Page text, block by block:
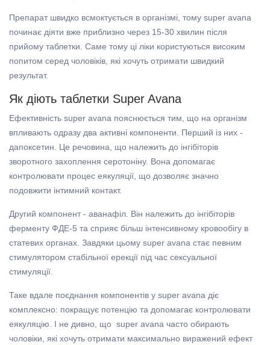
Препарат швидко всмоктується в організмі, тому super avana
починає діяти вже приблизно через 15-30 хвилин після
прийому таблетки. Саме тому ці ліки користуються високим
попитом серед чоловіків, які хочуть отримати швидкий
результат.
Як діють таблетки Super Avana
Ефективність super avana пояснюється тим, що на організм
впливають одразу два активні компоненти. Перший із них -
дапоксетин. Це речовина, що належить до інгібіторів
зворотного захоплення серотоніну. Вона допомагає
контролювати процес еякуляції, що дозволяє значно
подовжити інтимний контакт.
Другий компонент - аванафіл. Він належить до інгібіторів
ферменту ФДЕ-5 та сприяє більш інтенсивному кровообігу в
статевих органах. Завдяки цьому super avana стає певним
стимулятором стабільної ерекції під час сексуальної
стимуляції.
Таке вдале поєднання компонентів у super avana діє
комплексно: покращує потенцію та допомагає контролювати
еякуляцію. І не дивно, що super avana часто обирають
чоловіки, які хочуть отримати максимально виражений ефект